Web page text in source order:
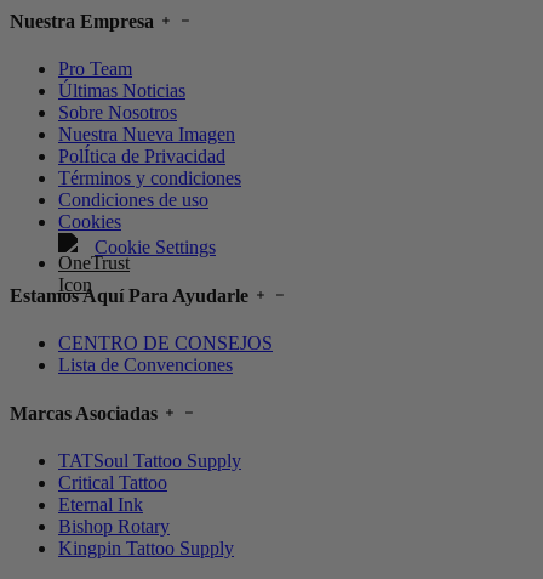
Nuestra Empresa
Pro Team
Últimas Noticias
Sobre Nosotros
Nuestra Nueva Imagen
PolÍtica de Privacidad
Términos y condiciones
Condiciones de uso
Cookies
Cookie Settings
Estamos Aquí Para Ayudarle
CENTRO DE CONSEJOS
Lista de Convenciones
Marcas Asociadas
TATSoul Tattoo Supply
Critical Tattoo
Eternal Ink
Bishop Rotary
Kingpin Tattoo Supply